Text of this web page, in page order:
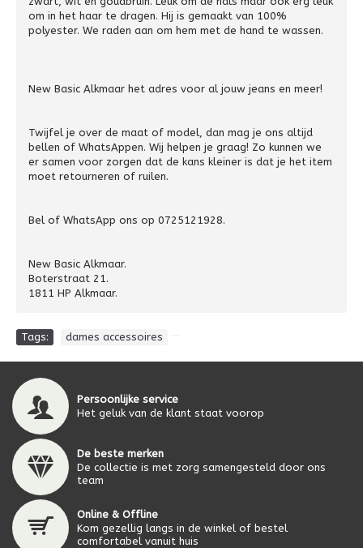
om in het haar te dragen. Hij is gemaakt van 100%
polyester. We raden aan om hem met de hand te wassen.
New Basic Alkmaar het adres voor al jouw jeans en meer!
Twijfel je over de maat of model, dan mag je ons altijd
bellen of WhatsAppen. Wij helpen je graag! Zo kunnen we
er samen voor zorgen dat de kans kleiner is dat je het item
moet retourneren of ruilen.
Bel of WhatsApp ons op 0725121928.
New Basic Alkmaar.
Boterstraat 21.
1811 HP Alkmaar.
Tags: dames accessoires
Persoonlijke service
Het geluk van de klant staat voorop
De beste merken
De collectie is met zorg samengesteld door ons
team
Online & Offline
Kom gezellig langs in de winkel of bestel
comfortabel vanuit huis